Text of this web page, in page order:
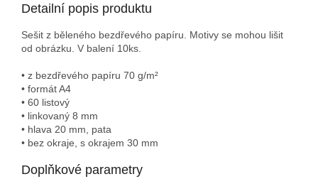
Detailní popis produktu
Sešit z běleného bezdřevého papíru. Motivy se mohou lišit
od obrázku. V balení 10ks.
• z bezdřevého papíru 70 g/m²
• formát A4
• 60 listový
• linkovaný 8 mm
• hlava 20 mm, pata
• bez okraje, s okrajem 30 mm
Doplňkové parametry